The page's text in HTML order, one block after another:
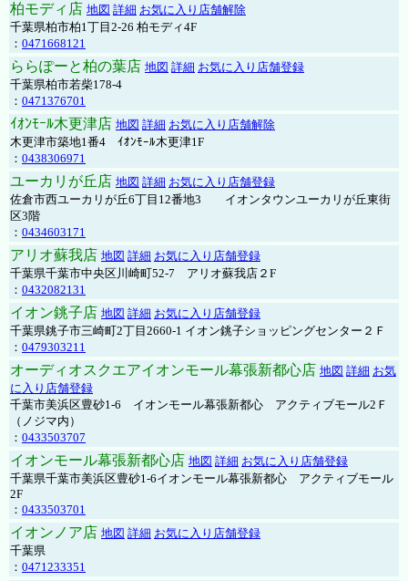
柏モディ店 地図 詳細 お気に入り店舗解除
千葉県柏市柏1丁目2-26 柏モディ4F
： 0471668121
ららぽーと柏の葉店 地図 詳細 お気に入り店舗登録
千葉県柏市若柴178-4
： 0471376701
ｲｵﾝﾓｰﾙ木更津店 地図 詳細 お気に入り店舗解除
木更津市築地1番4 ｲｵﾝﾓｰﾙ木更津1F
： 0438306971
ユーカリが丘店 地図 詳細 お気に入り店舗登録
佐倉市西ユーカリが丘6丁目12番地3 イオンタウンユーカリが丘東街
区3階
： 0434603171
アリオ蘇我店 地図 詳細 お気に入り店舗登録
千葉県千葉市中央区川崎町52-7 アリオ蘇我店２F
： 0432082131
イオン銚子店 地図 詳細 お気に入り店舗登録
千葉県銚子市三崎町2丁目2660-1 イオン銚子ショッピングセンター２Ｆ
： 0479303211
オーディオスクエアイオンモール幕張新都心店 地図 詳細 お気
に入り店舗登録
千葉市美浜区豊砂1-6 イオンモール幕張新都心 アクティブモール2Ｆ
（ノジマ内）
： 0433503707
イオンモール幕張新都心店 地図 詳細 お気に入り店舗登録
千葉県千葉市美浜区豊砂1-6イオンモール幕張新都心 アクティブモール
2F
： 0433503701
イオンノア店 地図 詳細 お気に入り店舗登録
千葉県
： 0471233351